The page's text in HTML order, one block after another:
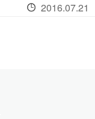
2016.07.21